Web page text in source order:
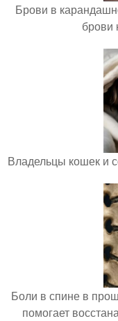
Брови в
брови
Владельцы кошек и
Боли в спине в
помогает